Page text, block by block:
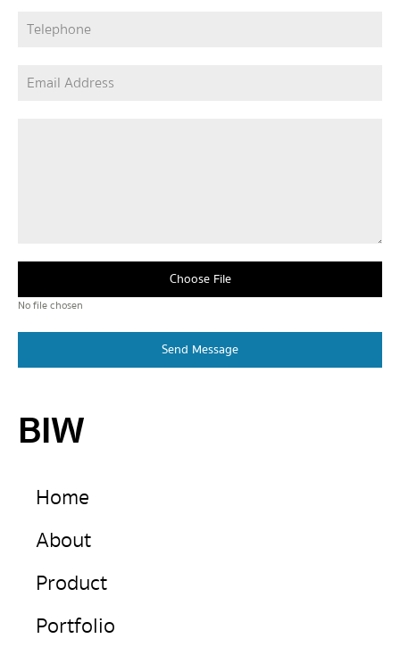
Choose File
No file chosen
Send Message
BIW
Home
About
Product
Portfolio